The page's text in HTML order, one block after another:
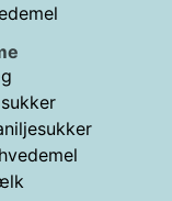
sukker
hvedemel